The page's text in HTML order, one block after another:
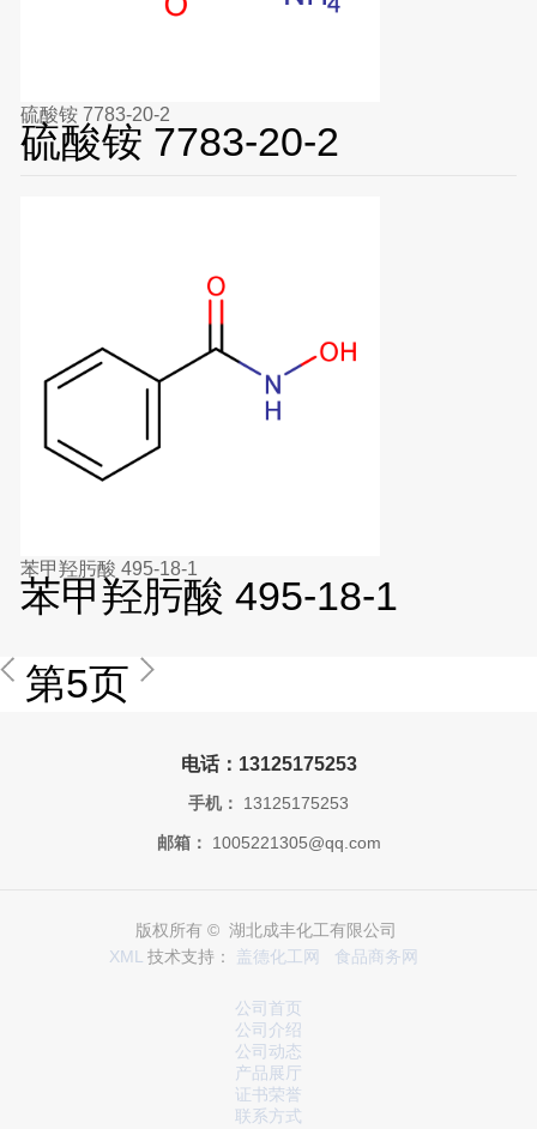
硫酸铵 7783-20-2
硫酸铵 7783-20-2
苯甲羟肟酸 495-18-1
苯甲羟肟酸 495-18-1
第5页
电话：13125175253
手机： 13125175253
邮箱： 1005221305@qq.com
版权所有 © 湖北成丰化工有限公司
XML 技术支持： 盖德化工网 食品商务网
公司首页
公司介绍
公司动态
产品展厅
证书荣誉
联系方式